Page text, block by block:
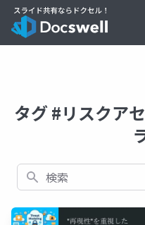
タグ #リスクア
検索